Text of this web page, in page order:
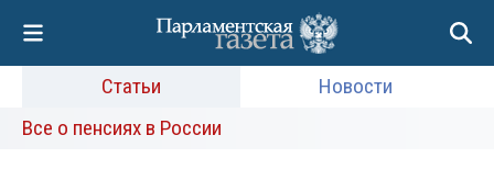
Статьи
Новости
Все о пенсиях в России